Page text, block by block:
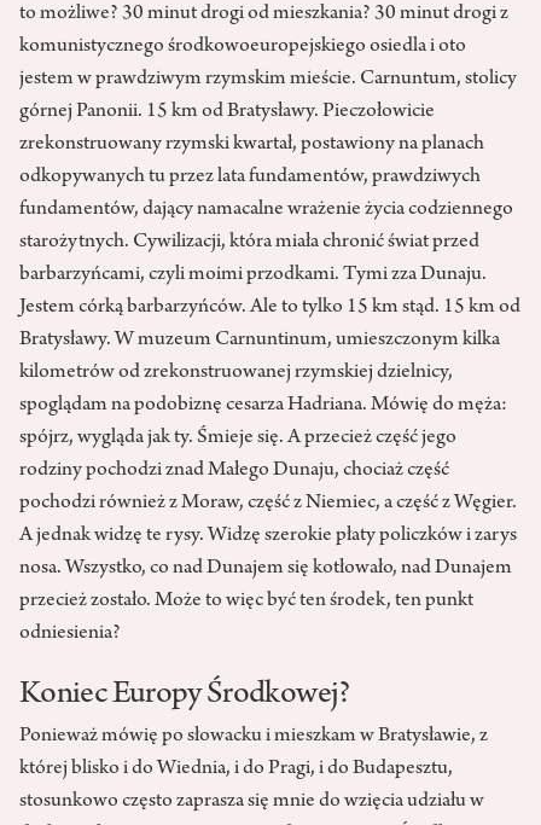
to możliwe? 30 minut drogi od mieszkania? 30 minut drogi z
komunistycznego środkowoeuropejskiego osiedla i oto
jestem w prawdziwym rzymskim mieście. Carnuntum, stolicy
górnej Panonii. 15 km od Bratysławy. Pieczołowicie
zrekonstruowany rzymski kwartał, postawiony na planach
odkopywanych tu przez lata fundamentów, prawdziwych
fundamentów, dający namacalne wrażenie życia codziennego
starożytnych. Cywilizacji, która miała chronić świat przed
barbarzyńcami, czyli moimi przodkami. Tymi zza Dunaju.
Jestem córką barbarzyńców. Ale to tylko 15 km stąd. 15 km od
Bratysławy. W muzeum Carnuntinum, umieszczonym kilka
kilometrów od zrekonstruowanej rzymskiej dzielnicy,
spoglądam na podobiznę cesarza Hadriana. Mówię do męża:
spójrz, wygląda jak ty. Śmieje się. A przecież część jego
rodziny pochodzi znad Małego Dunaju, chociaż część
pochodzi również z Moraw, część z Niemiec, a część z Węgier.
A jednak widzę te rysy. Widzę szerokie płaty policzków i zarys
nosa. Wszystko, co nad Dunajem się kotłowało, nad Dunajem
przecież zostało. Może to więc być ten środek, ten punkt
odniesienia?
Koniec Europy Środkowej?
Ponieważ mówię po słowacku i mieszkam w Bratysławie, z
której blisko i do Wiednia, i do Pragi, i do Budapesztu,
stosunkowo często zaprasza się mnie do wzięcia udziału w